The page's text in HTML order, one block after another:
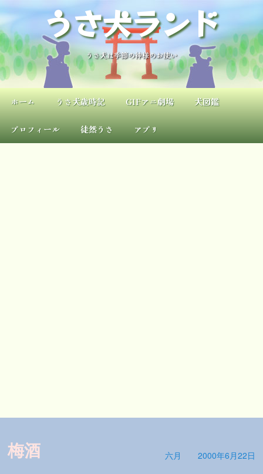
内
容
を
ス
キ
プ
うさ犬ランド
うさ犬は季節の神様のお使い
ホーム うさ犬歳時記 GIFアニ劇場 犬図鑑
プロフィール 徒然うさ アプリ
梅酒 六月 2000年6月22日